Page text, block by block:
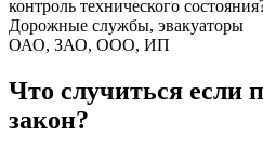
контроль технического
Дорожные службы, эвакуаторы
ОАО, ЗАО, ООО, ИП
Что случиться если
закон?